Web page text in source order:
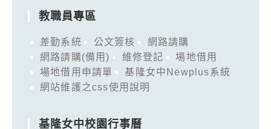
教職員專區
差勤系統 公文簽核
網路請購
網路請購(備用)
維修登記
場地借用
場地借用申請單
基隆女中Newplus系統
網站維護之css使用說明
基隆女中校園行事曆